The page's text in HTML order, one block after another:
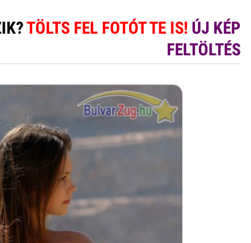
TÖLTS FEL FOTÓT TE IS! ÚJ KÉP
FELTÖLTÉS